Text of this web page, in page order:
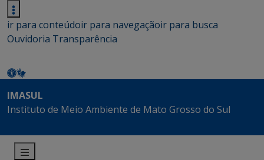
ir para conteúdoir para navegaçãoir para busca
Ouvidoria Transparência
IMASUL
Instituto de Meio Ambiente de Mato Grosso do Sul